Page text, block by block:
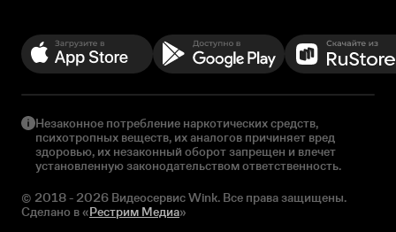
Незаконное потребление наркотических средств,
психотропных веществ, их аналогов причиняет вред
здоровью, их незаконный оборот запрещен и влечет
установленную законодательством ответственность.
© 2018 - 2026 Видеосервис Wink. Все права защищены.
Сделано в «Рестрим Медиа»